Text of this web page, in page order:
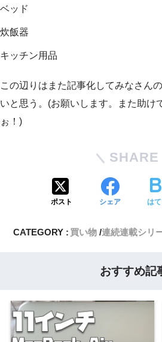
ベッド
炊飯器
キッチン用品
この辺りはまた記事化してみなさん
いと思う。(お願いします。また助け
ぉ！)
SHARE
ポスト シェア は
CATEGORY : 買い物 連続連載シリ
おすすめ記